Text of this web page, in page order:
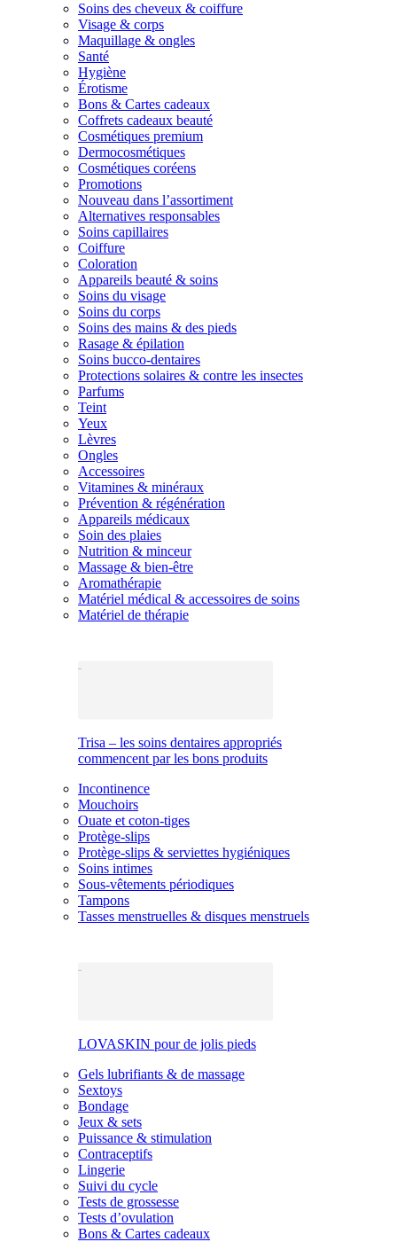
Soins des cheveux & coiffure
Visage & corps
Maquillage & ongles
Santé
Hygiène
Érotisme
Bons & Cartes cadeaux
Coffrets cadeaux beauté
Cosmétiques premium
Dermocosmétiques
Cosmétiques coréens
Promotions
Nouveau dans l’assortiment
Alternatives responsables
Soins capillaires
Coiffure
Coloration
Appareils beauté & soins
Soins du visage
Soins du corps
Soins des mains & des pieds
Rasage & épilation
Soins bucco-dentaires
Protections solaires & contre les insectes
Parfums
Teint
Yeux
Lèvres
Ongles
Accessoires
Vitamines & minéraux
Prévention & régénération
Appareils médicaux
Soin des plaies
Nutrition & minceur
Massage & bien-être
Aromathérapie
Matériel médical & accessoires de soins
Matériel de thérapie
Trisa – les soins dentaires appropriés
commencent par les bons produits
Incontinence
Mouchoirs
Ouate et coton-tiges
Protège-slips
Protège-slips & serviettes hygiéniques
Soins intimes
Sous-vêtements périodiques
Tampons
Tasses menstruelles & disques menstruels
LOVASKIN pour de jolis pieds
Gels lubrifiants & de massage
Sextoys
Bondage
Jeux & sets
Puissance & stimulation
Contraceptifs
Lingerie
Suivi du cycle
Tests de grossesse
Tests d’ovulation
Bons & Cartes cadeaux